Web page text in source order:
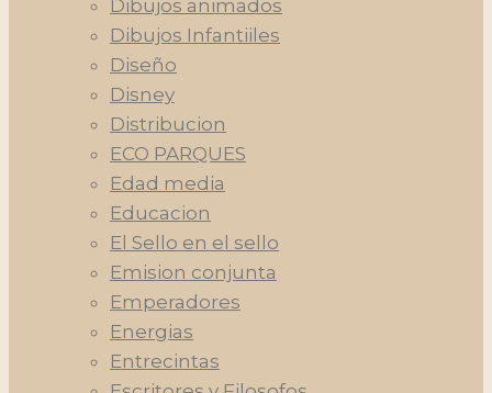
Dibujos animados
Dibujos Infantiiles
Diseño
Disney
Distribucion
ECO PARQUES
Edad media
Educacion
El Sello en el sello
Emision conjunta
Emperadores
Energias
Entrecintas